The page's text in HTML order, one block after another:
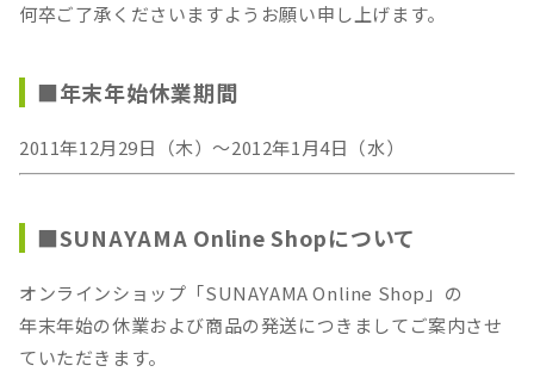
何卒ご了承くださいますようお願い申し上げます。
■年末年始休業期間
2011年12月29日（木）～2012年1月4日（水）
■SUNAYAMA Online Shopについて
オンラインショップ「SUNAYAMA Online Shop」の
年末年始の休業および商品の発送につきましてご案内させ
ていただきます。